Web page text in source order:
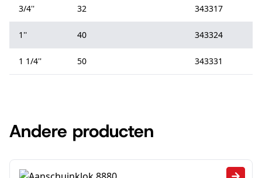
3/4'' 32 343317
1'' 40 343324
1 1/4'' 50 343331
Andere producten